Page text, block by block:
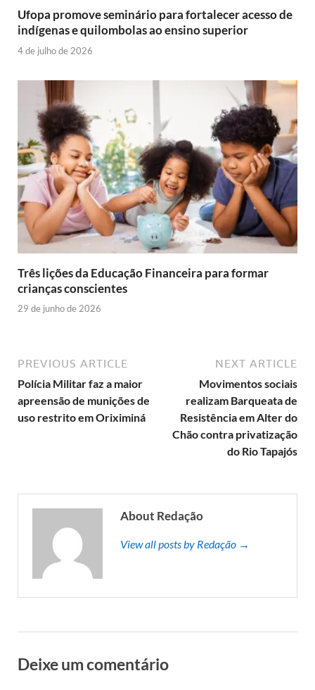
Ufopa promove seminário para fortalecer acesso de
indígenas e quilombolas ao ensino superior
4 de julho de 2026
Três lições da Educação Financeira para formar
crianças conscientes
29 de junho de 2026
PREVIOUS ARTICLE
Polícia Militar faz a maior
apreensão de munições de
uso restrito em Oriximiná
NEXT ARTICLE
Movimentos sociais
realizam Barqueata de
Resistência em Alter do
Chão contra privatização
do Rio Tapajós
About Redação
View all posts by Redação →
Deixe um comentário